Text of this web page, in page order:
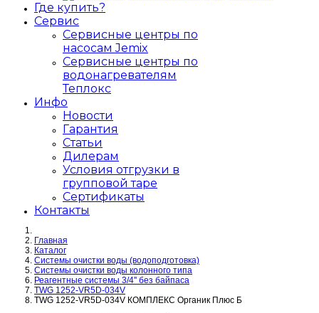
Где купить?
Сервис
Сервисные центры по
насосам Jemix
Сервисные центры по
водонагревателям
Теплокс
Инфо
Новости
Гарантия
Статьи
Дилерам
Условия отгрузки в
групповой таре
Сертификаты
Контакты
Главная
Каталог
Системы очистки воды (водоподготовка)
Системы очистки воды колонного типа
Реагентные системы 3/4'' без байпаса
TWG 1252-VR5D-034V
TWG 1252-VR5D-034V КОМПЛЕКС Органик Плюс Б